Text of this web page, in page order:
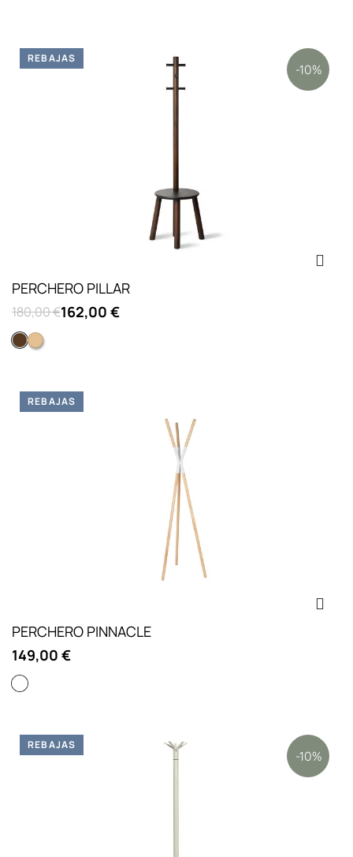
PERCHERO PILLAR
180,00 €162,00 €
Nogal y negro
Natural y blanco
-10%
REBAJAS
PERCHERO PINNACLE
149,00 €
Blanco
REBAJAS
-10%
REBAJAS